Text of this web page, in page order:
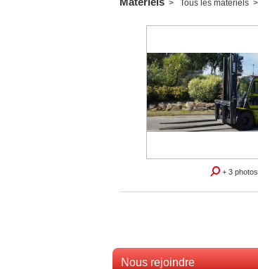
Tous les matériels
+ 3 photos
Nous rejoindre